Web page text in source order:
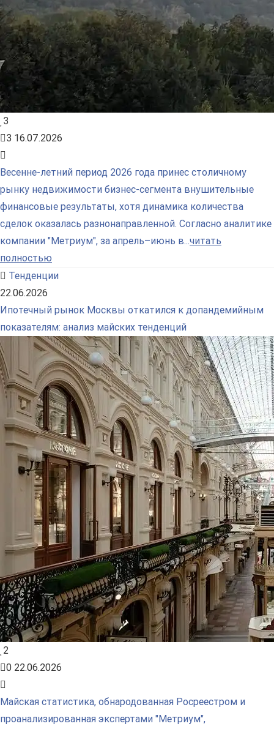
3
3 16.07.2026
Весенне-летний период 2026 года принес столичному
рынку недвижимости бизнес-сегмента внушительные
финансовые результаты, хотя динамика количества
сделок оказалась разнонаправленной. Согласно аналитике
компании "Метриум", за апрель–июнь в...читать
полностью
Тенденции
22.06.2026
Ипотечный рынок Москвы откатился к допандемийным
показателям: анализ майских тенденций
2
0 22.06.2026
Майская статистика, обнародованная Росреестром и
проанализированная экспертами "Метриум",